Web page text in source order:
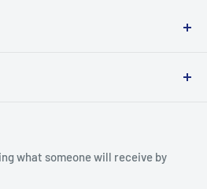
it in the theme settings.
what someone will receive by